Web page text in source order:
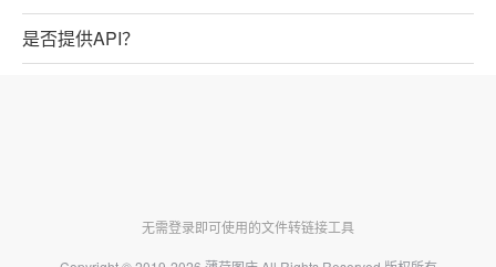
是否提供API？
无需登录即可使用的文件转链接工具